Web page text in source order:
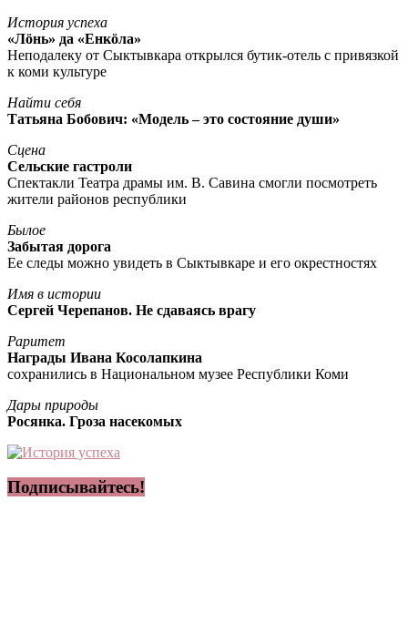
История успеха
«Лöнь» да «Енкöла»
Неподалеку от Сыктывкара открылся бутик-отель с привязкой
к коми культуре
Найти себя
Татьяна Бобович: «Модель – это состояние души»
Сцена
Сельские гастроли
Спектакли Театра драмы им. В. Савина смогли посмотреть
жители районов республики
Былое
Забытая дорога
Ее следы можно увидеть в Сыктывкаре и его окрестностях
Имя в истории
Сергей Черепанов. Не сдаваясь врагу
Раритет
Награды Ивана Косолапкина
сохранились в Национальном музее Республики Коми
Дары природы
Росянка. Гроза насекомых
Подписывайтесь!